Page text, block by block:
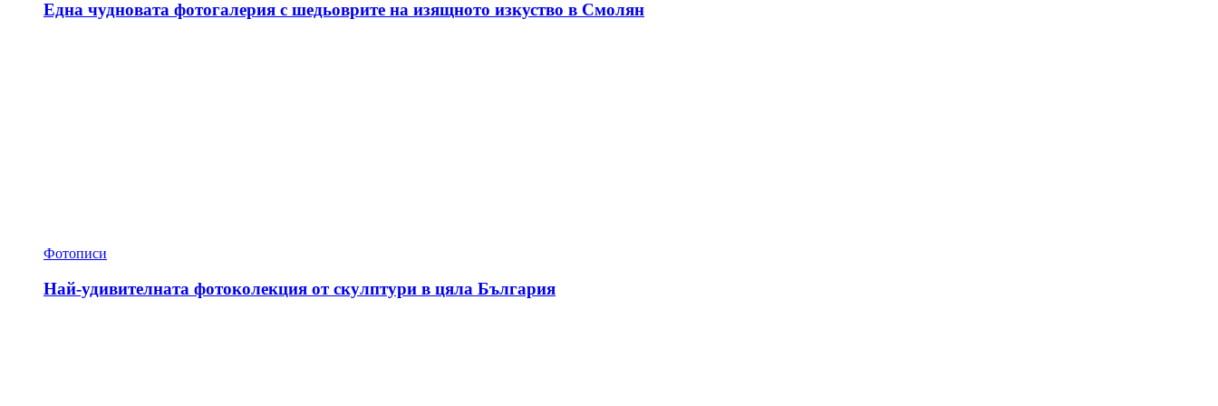
Една чудновата фотогалерия с шедьоврите на изящното изкуство в Смолян
Фотописи
Най-удивителната фотоколекция от скулптури в цяла България